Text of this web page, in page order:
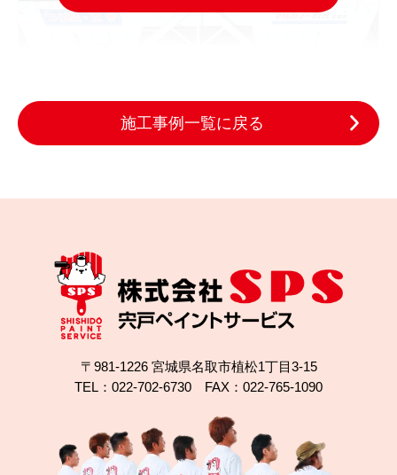
施工事例一覧に戻る
〒981-1226 宮城県名取市植松1丁目3-15
TEL：022-702-6730 FAX：022-765-1090